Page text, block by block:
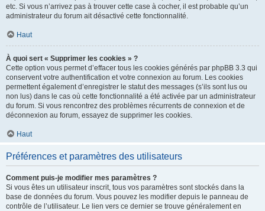
etc. Si vous n’arrivez pas à trouver cette case à cocher, il est probable qu’un
administrateur du forum ait désactivé cette fonctionnalité.
Haut
À quoi sert « Supprimer les cookies » ?
Cette option vous permet d’effacer tous les cookies générés par phpBB 3.3 qui
conservent votre authentification et votre connexion au forum. Les cookies
permettent également d’enregistrer le statut des messages (s’ils sont lus ou
non lus) dans le cas où cette fonctionnalité a été activée par un administrateur
du forum. Si vous rencontrez des problèmes récurrents de connexion et de
déconnexion au forum, essayez de supprimer les cookies.
Haut
Préférences et paramètres des utilisateurs
Comment puis-je modifier mes paramètres ?
Si vous êtes un utilisateur inscrit, tous vos paramètres sont stockés dans la
base de données du forum. Vous pouvez les modifier depuis le panneau de
contrôle de l’utilisateur. Le lien vers ce dernier se trouve généralement en